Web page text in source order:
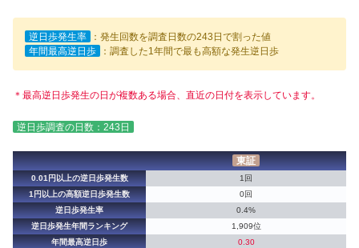
逆日歩発生率
：発生回数を調査日数の243日で割った値
年間最高逆日歩
：調査した1年間で最も高額な発生逆日歩
＊最高逆日歩発生の日が複数ある場合、直近の日付を表示しています。
逆日歩調査の日数：243日
東証
0.01円以上の逆日歩発生数
1回
1円以上の高額逆日歩発生数
0回
逆日歩発生率
0.4%
逆日歩発生年間ランキング
1,909位
年間最高逆日歩
0.30